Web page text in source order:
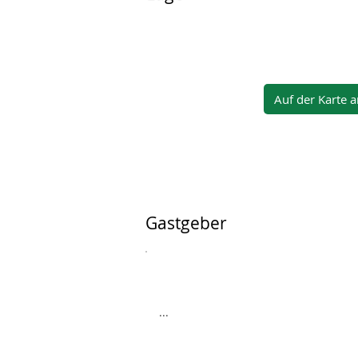
Auf der Karte
Gastgeber
...